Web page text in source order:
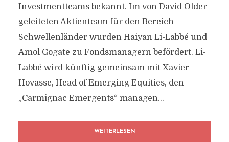
Investmentteams bekannt. Im von David Older
geleiteten Aktienteam für den Bereich
Schwellenländer wurden Haiyan Li-Labbé und
Amol Gogate zu Fondsmanagern befördert. Li-
Labbé wird künftig gemeinsam mit Xavier
Hovasse, Head of Emerging Equities, den
„Carmignac Emergents“ managen...
WEITERLESEN